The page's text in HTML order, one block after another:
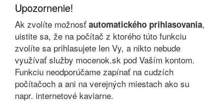
Upozornenie!
Ak zvolíte možnosťautomatického prihlasovania,
uistite sa, že na počítač z ktorého túto funkciu
zvolíte sa prihlasujete len Vy, a nikto nebude
využívať služby mocenok.sk pod Vaším kontom.
Funkciu neodporúčame zapínať na cudzích
počítačoch a ani na verejných miestach ako su
napr. internetové kaviarne.